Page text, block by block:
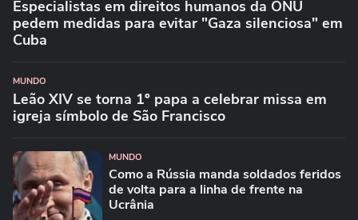
Especialistas em direitos humanos da ONU
pedem medidas para evitar "Gaza silenciosa" em
Cuba
MUNDO
Leão XIV se torna 1º papa a celebrar missa em
igreja símbolo de São Francisco
MUNDO
Como a Rússia manda soldados feridos
de volta para a linha de frente na
Ucrânia